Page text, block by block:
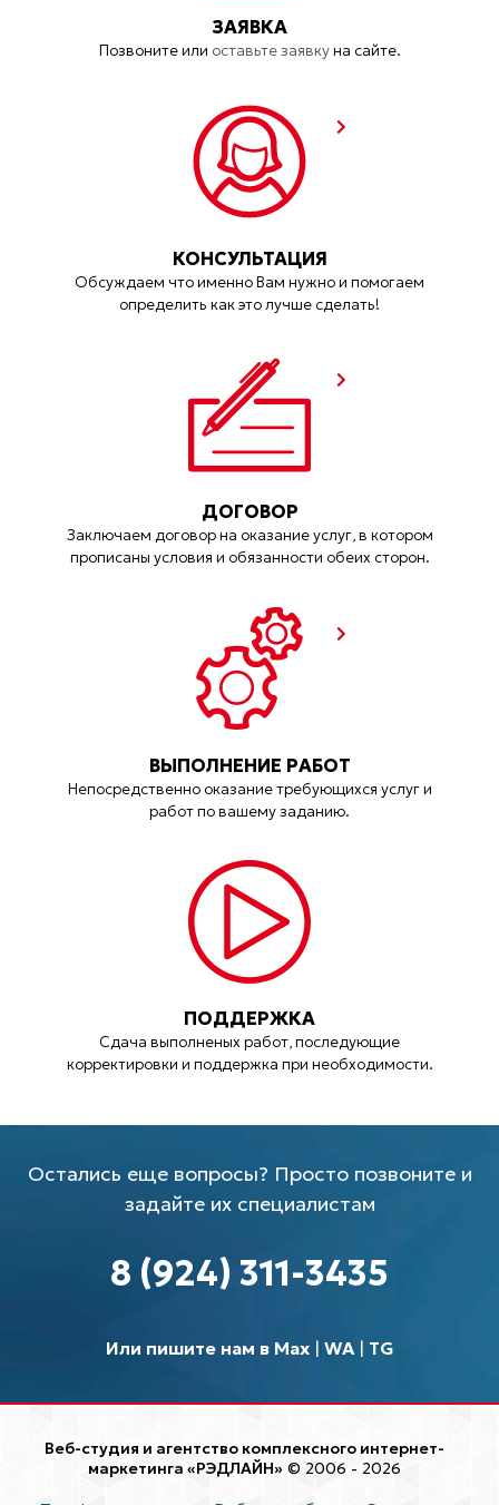
ЗАЯВКА
Позвоните или оставьте заявкуна сайте.
КОНСУЛЬТАЦИЯ
Обсуждаем что именно Вам нужно и помогаем
определить как это лучше сделать!
ДОГОВОР
Заключаем договор на оказание услуг, в котором
прописаны условия и обязанности обеих сторон.
ВЫПОЛНЕНИЕ РАБОТ
Непосредственно оказание требующихся услуг и
работ по вашему заданию.
ПОДДЕРЖКА
Сдача выполненых работ, последующие
корректировки и поддержка при необходимости.
Остались еще вопросы? Просто позвоните и
задайте их специалистам
8 (924) 311-3435
Или пишите нам в Max| WA| TG
Веб-студия и агентство комплексного интернет-
маркетинга «РЭДЛАЙН» © 2006 - 2026